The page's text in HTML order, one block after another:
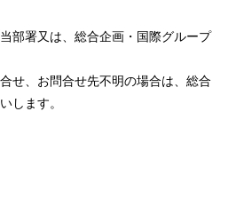
部署又は、総合企画・国際グループ
せ、お問合せ先不明の場合は、総合
します。